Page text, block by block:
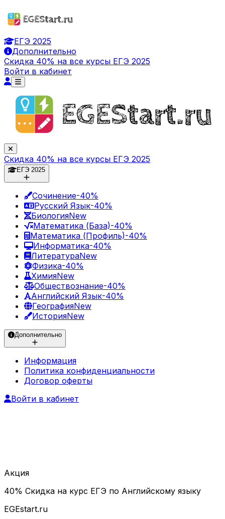
ЕГЭ 2025
Дополнительно
Скидка 40% на все курсы ЕГЭ 2025
Войти в кабинет
Скидка 40% на все курсы ЕГЭ 2025
ЕГЭ 2025
Сочинение-40%
Русский Язык-40%
БиологияNew
Математика (База)-40%
Математика (Профиль)-40%
Информатика-40%
ЛитератураNew
Физика-40%
ХимияNew
Обществознание-40%
Английский Язык-40%
ГеографияNew
ИсторияNew
Дополнительно
Информация
Политика конфиденциальности
Договор оферты
Войти в кабинет
Акция
40% Скидка на курс ЕГЭ по Английскому языку
EGEstart.ru